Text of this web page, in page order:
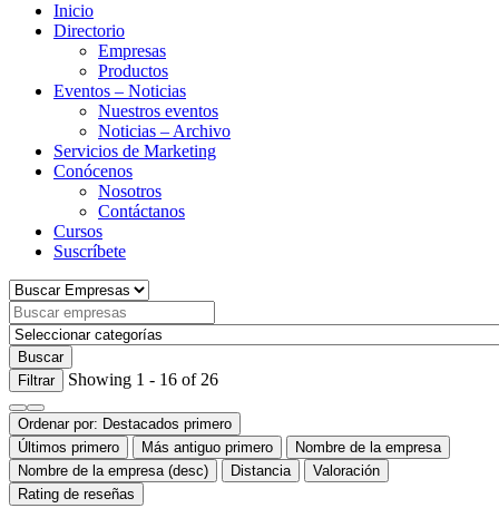
Inicio
Directorio
Empresas
Productos
Eventos – Noticias
Nuestros eventos
Noticias – Archivo
Servicios de Marketing
Conócenos
Nosotros
Contáctanos
Cursos
Suscríbete
Buscar
Filtrar
Showing 1 - 16 of 26
Ordenar por: Destacados primero
Últimos primero
Más antiguo primero
Nombre de la empresa
Nombre de la empresa (desc)
Distancia
Valoración
Rating de reseñas